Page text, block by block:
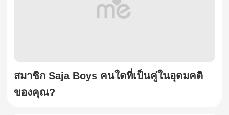
สมาชิก Saja Boys คนใดที่เป็นคู่ในอุดมคติ
ของคุณ?